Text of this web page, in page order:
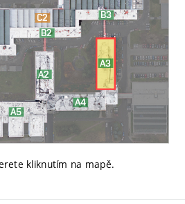
kliknutím na mapě.